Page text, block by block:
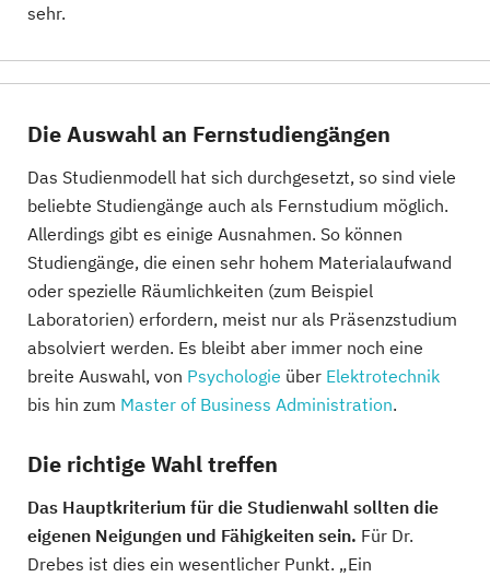
sehr.
Die Auswahl an Fernstudiengängen
Das Studienmodell hat sich durchgesetzt, so sind viele
beliebte Studiengänge auch als Fernstudium möglich.
Allerdings gibt es einige Ausnahmen. So können
Studiengänge, die einen sehr hohem Materialaufwand
oder spezielle Räumlichkeiten (zum Beispiel
Laboratorien) erfordern, meist nur als Präsenzstudium
absolviert werden. Es bleibt aber immer noch eine
breite Auswahl, von Psychologie über Elektrotechnik
bis hin zum Master of Business Administration.
Die richtige Wahl treffen
Das Hauptkriterium für die Studienwahl sollten die
eigenen Neigungen und Fähigkeiten sein. Für Dr.
Drebes ist dies ein wesentlicher Punkt. „Ein